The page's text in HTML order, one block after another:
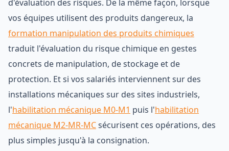
d'évaluation des risques. De la même façon, lorsque
vos équipes utilisent des produits dangereux, la
formation manipulation des produits chimiques
traduit l'évaluation du risque chimique en gestes
concrets de manipulation, de stockage et de
protection. Et si vos salariés interviennent sur des
installations mécaniques sur des sites industriels,
l'habilitation mécanique M0-M1 puis l'habilitation
mécanique M2-MR-MCsécurisent ces opérations, des
plus simples jusqu'à la consignation.